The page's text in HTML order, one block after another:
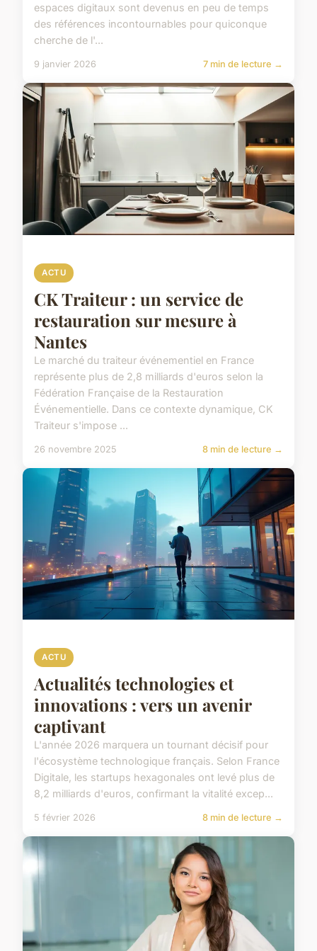
espaces digitaux sont devenus en peu de temps
des références incontournables pour quiconque
cherche de l'...
9 janvier 2026 7 min de lecture →
ACTU
CK Traiteur : un service de
restauration sur mesure à
Nantes
Le marché du traiteur événementiel en France
représente plus de 2,8 milliards d'euros selon la
Fédération Française de la Restauration
Événementielle. Dans ce contexte dynamique, CK
Traiteur s'impose ...
26 novembre 2025 8 min de lecture →
ACTU
Actualités technologies et
innovations : vers un avenir
captivant
L'année 2026 marquera un tournant décisif pour
l'écosystème technologique français. Selon France
Digitale, les startups hexagonales ont levé plus de
8,2 milliards d'euros, confirmant la vitalité excep...
5 février 2026 8 min de lecture →